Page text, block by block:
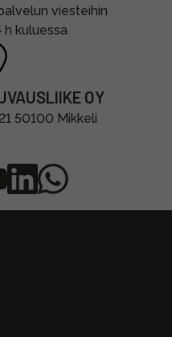
viesteihin
h kuluessa
OY
50100 Mikkeli